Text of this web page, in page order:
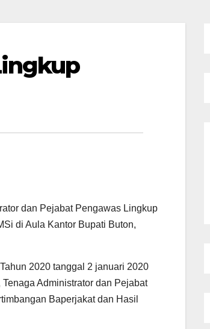
dan Pejabat Pengawas Lingkup
di Aula Kantor Bupati Buton,
2020 tanggal 2 januari 2020
Administrator dan Pejabat
Baperjakat dan Hasil